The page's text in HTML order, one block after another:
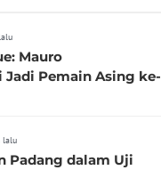
Mauro
Jadi Pemain Asing ke-
lalu
Padang dalam Uji